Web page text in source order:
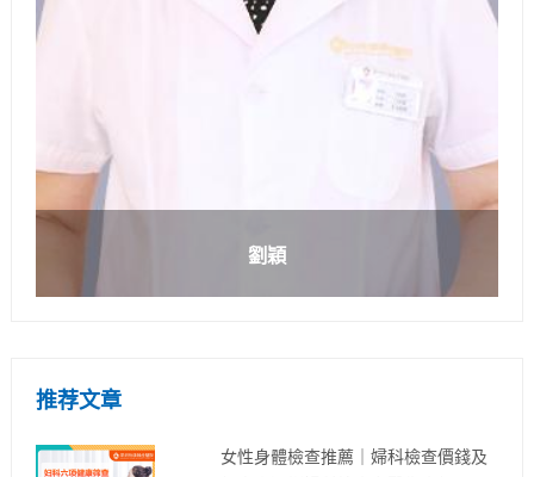
劉穎
推荐文章
女性身體檢查推薦｜婦科檢查價錢及